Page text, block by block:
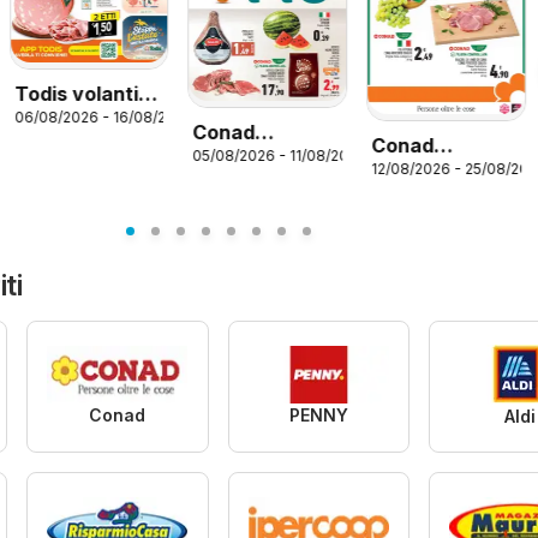
Todis volantino
Lazio
06/08/2026 - 16/08/2026
Conad
volantino
05/08/2026 - 11/08/2026
Conad
volantino City
12/08/2026 - 25/08/
Conad PENNY Aldi